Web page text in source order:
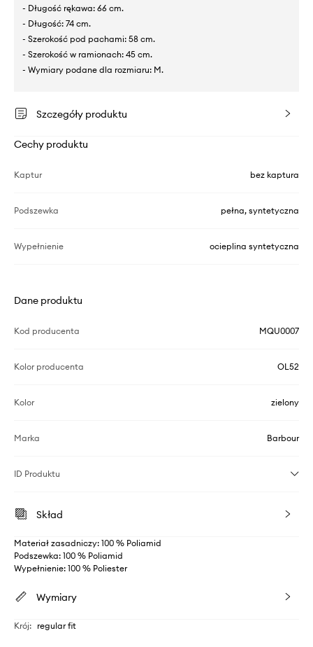
- Długość rękawa: 66 cm.
- Długość: 74 cm.
- Szerokość pod pachami: 58 cm.
- Szerokość w ramionach: 45 cm.
- Wymiary podane dla rozmiaru: M.
Szczegóły produktu
Cechy produktu
Kaptur bez kaptura
Podszewka pełna, syntetyczna
Wypełnienie ocieplina syntetyczna
Dane produktu
Kod producenta MQU0007
Kolor producenta OL52
Kolor zielony
Marka Barbour
ID Produktu
Skład
Materiał zasadniczy: 100 % Poliamid
Podszewka: 100 % Poliamid
Wypełnienie: 100 % Poliester
Wymiary
Krój: regular fit